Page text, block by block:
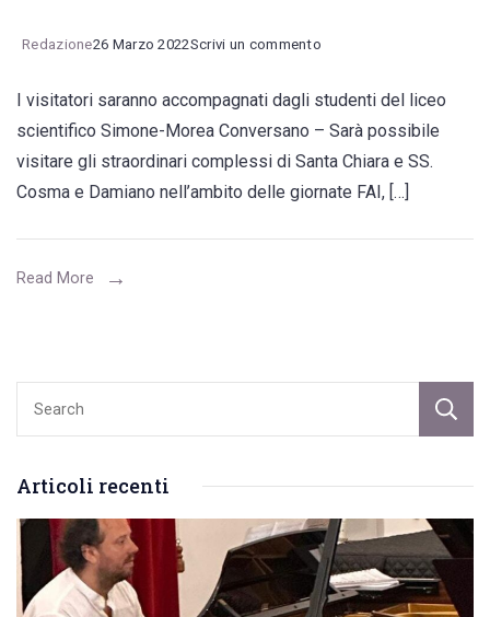
Redazione26 Marzo 2022Scrivi un commento
il
FAI
delle
Tarsia
chiese
di
Santa
I visitatori saranno accompagnati dagli studenti del liceo
scientifico Simone-Morea Conversano – Sarà possibile
visitare gli straordinari complessi di Santa Chiara e SS.
Cosma e Damiano nell’ambito delle giornate FAI, […]
Read More
Articoli recenti